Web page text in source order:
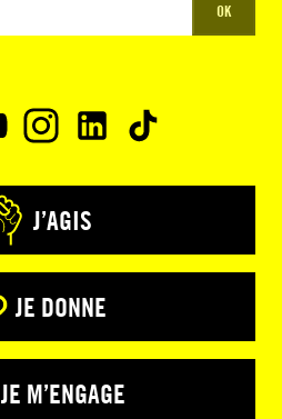
OK
J’AGIS
JE DONNE
JE M’ENGAGE